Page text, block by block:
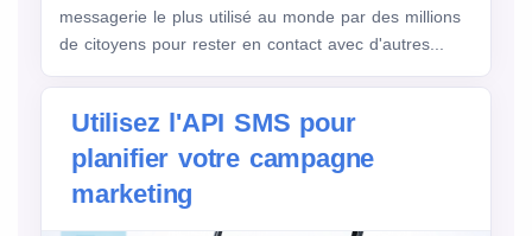
messagerie le plus utilisé au monde par des millions
de citoyens pour rester en contact avec d'autres...
Utilisez l'API SMS pour
planifier votre campagne
marketing